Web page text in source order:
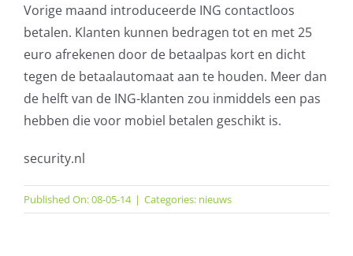
Vorige maand introduceerde ING contactloos
betalen. Klanten kunnen bedragen tot en met 25
euro afrekenen door de betaalpas kort en dicht
tegen de betaalautomaat aan te houden. Meer dan
de helft van de ING-klanten zou inmiddels een pas
hebben die voor mobiel betalen geschikt is.
security.nl
Published On: 08-05-14 | Categories: nieuws